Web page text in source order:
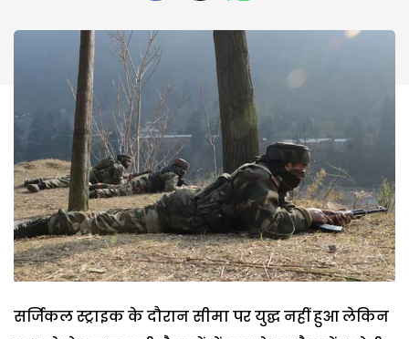
सर्जिकल स्ट्राइक के दौरान सीमा पर युद्घ नहीं हुआ लेकिन